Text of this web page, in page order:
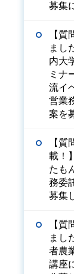
募集
【質
まし
内大
ミナ
流イ
営業
案を
【質
載！
たも
務委
募集
【質
まし
者農
講座